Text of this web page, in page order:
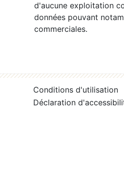
d'aucune exploitation
données pouvant
commerciales.
Conditions d'utilisation
Déclaration